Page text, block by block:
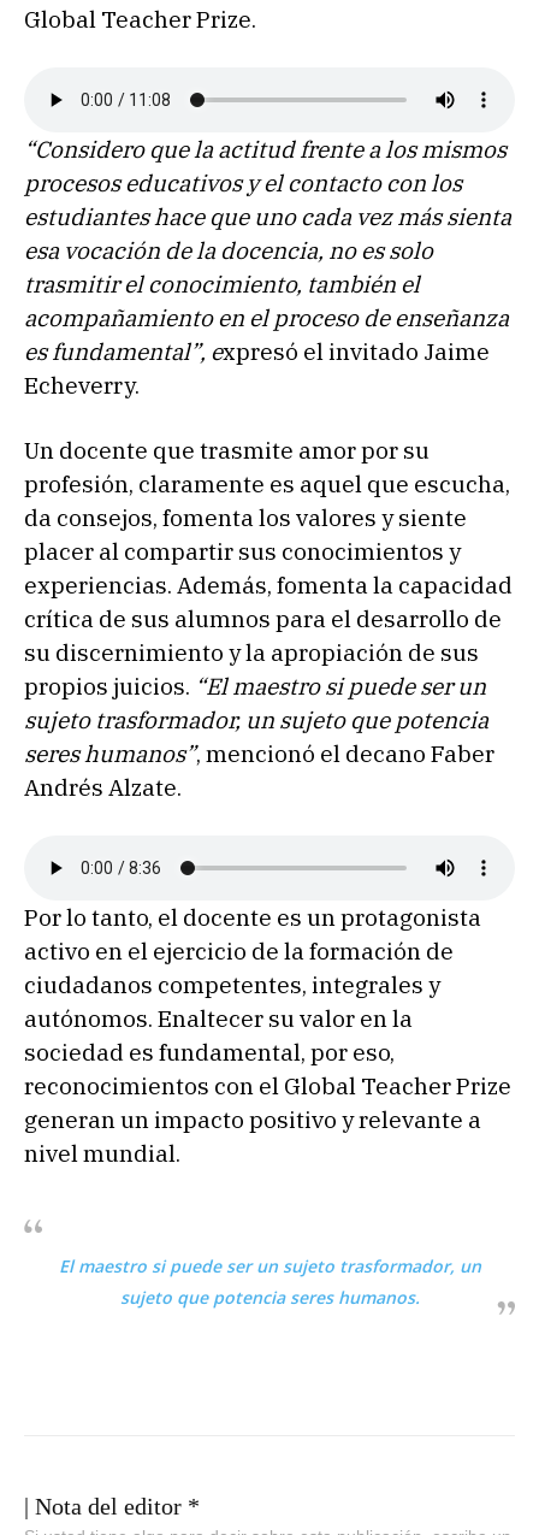
Global Teacher Prize.
“Considero que la actitud frente a los mismos
procesos educativos y el contacto con los
estudiantes hace que uno cada vez más sienta
esa vocación de la docencia, no es solo
trasmitir el conocimiento, también el
acompañamiento en el proceso de enseñanza
es fundamental”, expresó el invitado Jaime
Echeverry.
Un docente que trasmite amor por su
profesión, claramente es aquel que escucha,
da consejos, fomenta los valores y siente
placer al compartir sus conocimientos y
experiencias. Además, fomenta la capacidad
crítica de sus alumnos para el desarrollo de
su discernimiento y la apropiación de sus
propios juicios. “El maestro si puede ser un
sujeto trasformador, un sujeto que potencia
seres humanos”, mencionó el decano Faber
Andrés Alzate.
Por lo tanto, el docente es un protagonista
activo en el ejercicio de la formación de
ciudadanos competentes, integrales y
autónomos. Enaltecer su valor en la
sociedad es fundamental, por eso,
reconocimientos con el Global Teacher Prize
generan un impacto positivo y relevante a
nivel mundial.
El maestro si puede ser un sujeto trasformador, un
sujeto que potencia seres humanos.
| Nota del editor *